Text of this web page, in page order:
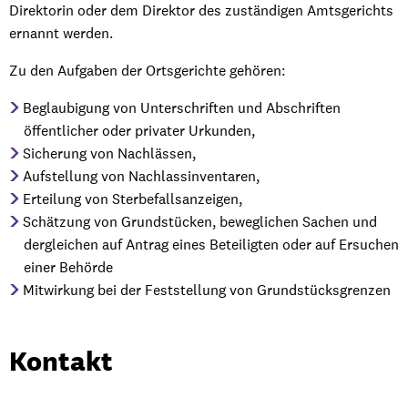
Direktorin oder dem Direktor des zuständigen Amtsgerichts
ernannt werden.
Zu den Aufgaben der Ortsgerichte gehören:
Beglaubigung von Unterschriften und Abschriften
öffentlicher oder privater Urkunden,
Sicherung von Nachlässen,
Aufstellung von Nachlassinventaren,
Erteilung von Sterbefallsanzeigen,
Schätzung von Grundstücken, beweglichen Sachen und
dergleichen auf Antrag eines Beteiligten oder auf Ersuchen
einer Behörde
Mitwirkung bei der Feststellung von Grundstücksgrenzen
Kontakt